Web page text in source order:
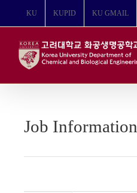
뛰
KU KUPID KU GMAIL
Job Information